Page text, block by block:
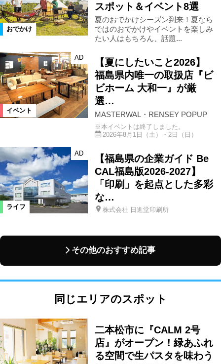
おでかけ
スポット＆イベント8選
夏のおでかけシーズン到来！夏なら
ではのおでかけやイベントを楽しみ
たい人はもちろん、話題...
イベント
AD
【夏にしたいこと2026】
福島県内唯一の取扱店『ビ
ビホーム 大和一』が厳
選…
MASTERWAL・RENSEY POPUP
※本イベントは終了しました。
2026年8月1日（土）・2日（日）
ライフ
AD
【福島県の企業ガイド Be
CAL福島版2026-2027】
「印刷」を起点とした多彩
な…
株式会社 日進堂印刷所
その他のおすすめ記事
同じエリアのスポット
二本松市に『CALM 2号
店』がオープン！緑あふれ
る空間で生パスタを味わう